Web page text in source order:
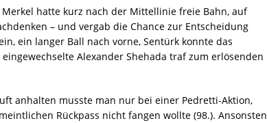
hatte kurz nach der Mittellinie freie Bahn, auf
– und vergab die Chance zur Entscheidung
ein langer Ball nach vorne, Sentürk konnte das
Alexander Shehada traf zum erlösenden
anhalten musste man nur bei einer Pedretti-Aktion,
Rückpass nicht fangen wollte (98.). Ansonsten